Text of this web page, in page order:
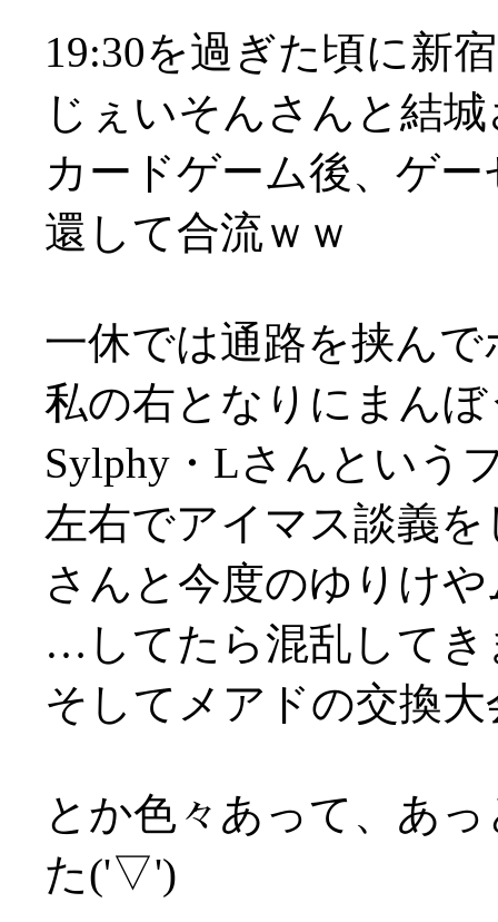
19:30を過ぎた頃に新
じぇいそんさんと結
カードゲーム後、ゲ
還して合流ｗｗ
一休では通路を挟ん
私の右となりにまん
Sylphy・Lさんという
左右でアイマス談義
さんと今度のゆりけ
…してたら混乱してき
そしてメアドの交換
とか色々あって、あ
た('▽')